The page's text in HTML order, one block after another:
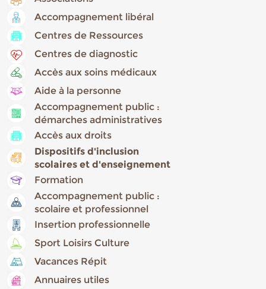
Accompagnement libéral
Centres de Ressources
Centres de diagnostic
Accès aux soins médicaux
Aide à la personne
Accompagnement public :
démarches administratives
Accès aux droits
Dispositifs d'inclusion
scolaires et d'enseignement
Formation
Accompagnement public :
scolaire et professionnel
Insertion professionnelle
Sport Loisirs Culture
Vacances Répit
Annuaires utiles